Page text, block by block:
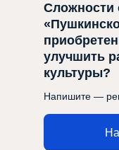
Сложности
улучшить
культуры?
Напишите —